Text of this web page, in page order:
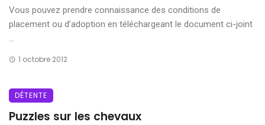
Vous pouvez prendre connaissance des conditions de
placement ou d’adoption en téléchargeant le document ci-joint
...
1 octobre 2012
DÉTENTE
Puzzles sur les chevaux